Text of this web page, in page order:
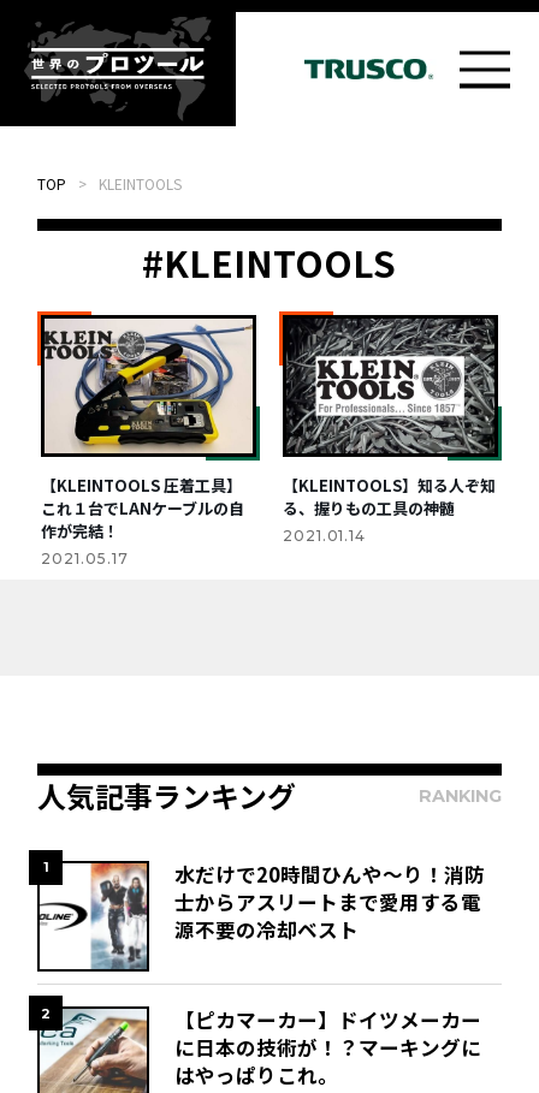
TOP > KLEINTOOLS
#KLEINTOOLS
【KLEINTOOLS 圧着工具】
これ１台でLANケーブルの自
作が完結！
2021.05.17
【KLEINTOOLS】知る人ぞ知
る、握りもの工具の神髄
2021.01.14
人気記事ランキング RANKING
1
水だけで20時間ひんや～り！消防
士からアスリートまで愛用する電
源不要の冷却ベスト
2
【ピカマーカー】ドイツメーカー
に日本の技術が！？マーキングに
はやっぱりこれ。